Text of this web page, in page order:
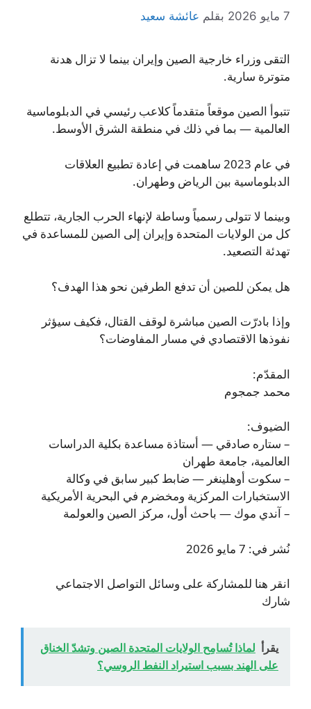
7 مايو 2026 بقلم عائشة سعيد
التقى وزراء خارجية الصين وإيران بينما لا تزال هدنة
متوترة سارية.
تتبوأ الصين موقعاً متقدماً كلاعب رئيسي في الدبلوماسية
العالمية — بما في ذلك في منطقة الشرق الأوسط.
في عام 2023 ساهمت في إعادة تطبيع العلاقات
الدبلوماسية بين الرياض وطهران.
وبينما لا تتولى رسمياً وساطة لإنهاء الحرب الجارية، تتطلع
كل من الولايات المتحدة وإيران إلى الصين للمساعدة في
تهدئة التصعيد.
هل يمكن للصين أن تدفع الطرفين نحو هذا الهدف؟
وإذا بادرّت الصين مباشرة لوقف القتال، فكيف سيؤثر
نفوذها الاقتصادي في مسار المفاوضات؟
المقدّم:
محمد جمجوم
الضيوف:
– ستاره صادقي — أستاذة مساعدة بكلية الدراسات
العالمية، جامعة طهران
– سكوت أوهلينغر — ضابط كبير سابق في وكالة
الاستخبارات المركزية ومخضرم في البحرية الأمريكية
– آندي موك — باحث أول، مركز الصين والعولمة
نُشر في: 7 مايو 2026
انقر هنا للمشاركة على وسائل التواصل الاجتماعي
شارك
يقرأ لماذا تُسامِح الولايات المتحدة الصين وتشدّ الخناق
على الهند بسبب استيراد النفط الروسي؟